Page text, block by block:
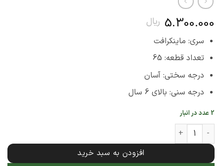
5.300.000 ریال
سری: ماینکرافت
تعداد قطعه: 65
درجه سختی: آسان
درجه سنی: بالای 6 سال
افزودن به سبد خرید